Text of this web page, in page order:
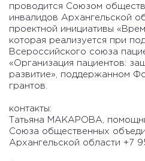
проводится Союзом
инвалидов Архангельской
проектной инициативы
которая реализуется при
Всероссийского союза
«Организация пациентов:
развитие», поддержанном
грантов.
контакты:
Татьяна МАКАРОВА,
Союза общественных
Архангельской области +7